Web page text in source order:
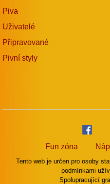
Piva
Uživatelé
Připravované
Pivní styly
Fun zóna
Tento web je určen pro osoby
podmínkami
Spolupracující